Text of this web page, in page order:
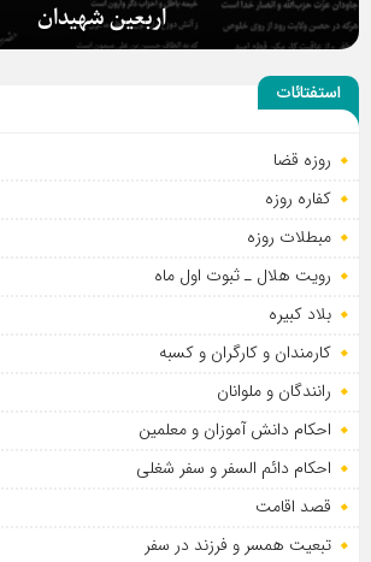
اربعین شهیدان
استفتائات
روزه قضا
کفاره روزه
مبطلات روزه
رویت هلال ـ ثبوت اول ماه
بلاد کبیره
کارمندان و کارگران و کسبه
رانندگان و ملوانان
احکام دانش آموزان و معلمین
احکام دائم السفر و سفر شغلی
قصد اقامت
تبعیت همسر و فرزند در سفر